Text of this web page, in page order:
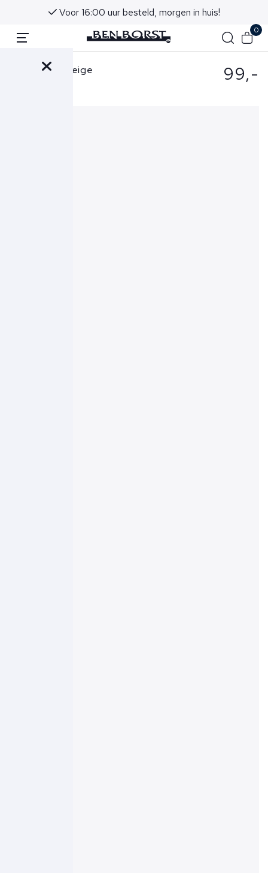
Voor 16:00 uur besteld, morgen in huis!
0
Wahts Polo Beige 99,-